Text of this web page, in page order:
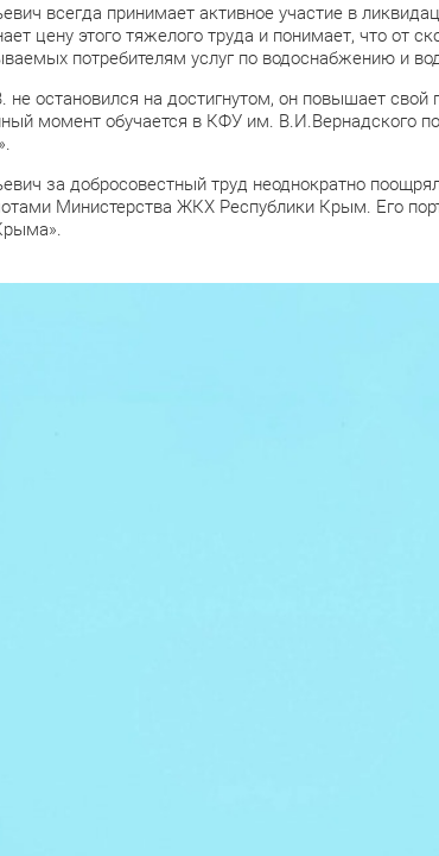
всегда принимает активное участие в
цену этого тяжелого труда и понимает, что от
потребителям услуг по водоснабжению и
не остановился на достигнутом, он повышает
момент обучается в КФУ им. В.И.Вернадского
за добросовестный труд неоднократно
Министерства ЖКХ Республики Крым. Его